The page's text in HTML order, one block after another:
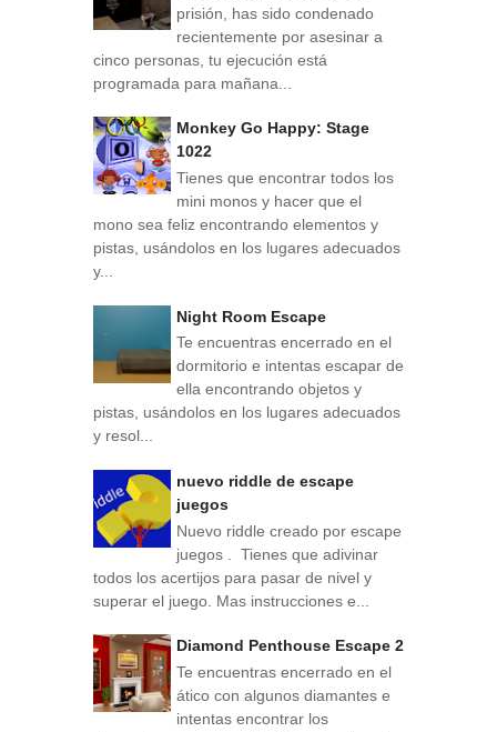
prisión, has sido condenado
recientemente por asesinar a
cinco personas, tu ejecución está
programada para mañana...
Monkey Go Happy: Stage
1022
Tienes que encontrar todos los
mini monos y hacer que el
mono sea feliz encontrando elementos y
pistas, usándolos en los lugares adecuados
y...
Night Room Escape
Te encuentras encerrado en el
dormitorio e intentas escapar de
ella encontrando objetos y
pistas, usándolos en los lugares adecuados
y resol...
nuevo riddle de escape
juegos
Nuevo riddle creado por escape
juegos . Tienes que adivinar
todos los acertijos para pasar de nivel y
superar el juego. Mas instrucciones e...
Diamond Penthouse Escape 2
Te encuentras encerrado en el
ático con algunos diamantes e
intentas encontrar los